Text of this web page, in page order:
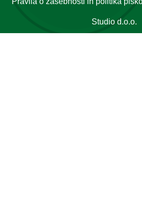
Studio d.o.o.